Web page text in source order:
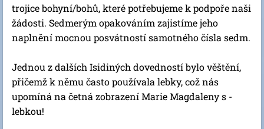
trojice bohyní/bohů, které potřebujeme k podpoře naši
žádosti. Sedmerým opakováním zajistíme jeho
naplnění mocnou posvátností samotného čísla sedm.
Jednou z dalších Isidiných dovedností bylo věštění,
přičemž k němu často používala lebky, což nás
upomíná na četná zobrazení Marie Magdaleny s -
lebkou!